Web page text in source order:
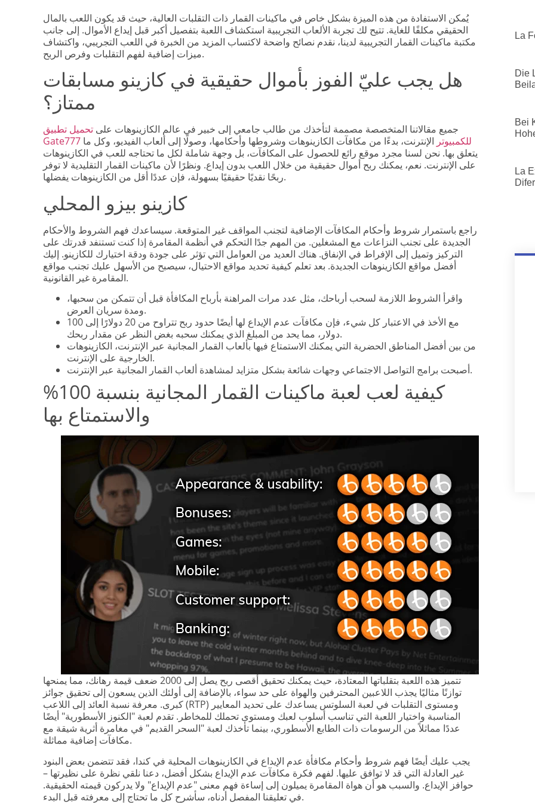
يُمكن الاستفادة من هذه الميزة بشكل خاص في ماكينات القمار ذات التقلبات العالية، حيث قد يكون اللعب بالمال
الحقيقي مكلفًا للغاية. تتيح لك تجربة الألعاب التجريبية استكشاف اللعبة بتفصيل أكبر قبل إيداع الأموال. إلى جانب
مكتبة ماكينات القمار التجريبية لدينا، نقدم نصائح واضحة لاكتساب المزيد من الخبرة في اللعب التجريبي، واكتشاف
ميزات إضافية لفهم التقلبات وفرص الربح.
هل يجب عليّ الفوز بأموال حقيقية في كازينو مسابقات
ممتاز؟
جميع مقالاتنا المتخصصة مصممة لتأخذك من طالب جامعي إلى خبير في عالم الكازينوهات على تحميل تطبيق
Gate777 للكمبيوتر الإنترنت، بدءًا من مكافآت الكازينوهات وشروطها وأحكامها، وصولًا إلى ألعاب الفيديو، وكل ما
يتعلق بها. نحن لسنا مجرد موقع رائع للحصول على المكافآت، بل وجهة شاملة لكل ما تحتاجه للعب في الكازينوهات
على الإنترنت. نعم، يمكنك ربح أموال حقيقية من خلال اللعب بدون إيداع. ونظرًا لأن ماكينات القمار التقليدية لا توفر
ربحًا نقديًا حقيقيًا بسهولة، فإن عددًا أقل من الكازينوهات يفضلها.
كازينو بيزو المحلي
راجع باستمرار شروط وأحكام المكافآت الإضافية لتجنب المواقف غير المتوقعة. سيساعدك فهم الشروط والأحكام
الجديدة على تجنب النزاعات مع المشغلين. من المهم جدًا التحكم في أنظمة المقامرة إذا كنت تستنفد قدرتك على
التركيز وتميل إلى الإفراط في الإنفاق. هناك العديد من العوامل التي تؤثر على جودة ودقة اختيارك للكازينو. إليك
أفضل مواقع الكازينوهات الجديدة. بعد تعلم كيفية تحديد مواقع الاحتيال، سيصبح من الأسهل عليك تجنب مواقع
المقامرة غير القانونية.
واقرأ الشروط اللازمة لسحب أرباحك، مثل عدد مرات المراهنة بأرباح المكافأة قبل أن تتمكن من سحبها،
ومدة سريان العرض.
مع الأخذ في الاعتبار كل شيء، فإن مكافآت عدم الإيداع لها أيضًا حدود ربح تتراوح من 20 دولارًا إلى 100
دولار، مما يحد من المبلغ الذي يمكنك سحبه بغض النظر عن مقدار ربحك.
من بين أفضل المناطق الحضرية التي يمكنك الاستمتاع فيها بألعاب القمار المجانية عبر الإنترنت، الكازينوهات
الخارجية على الإنترنت.
أصبحت برامج التواصل الاجتماعي وجهات شائعة بشكل متزايد لمشاهدة ألعاب القمار المجانية عبر الإنترنت.
كيفية لعب لعبة ماكينات القمار المجانية بنسبة 100%
والاستمتاع بها
تتميز هذه اللعبة بتقلباتها المعتادة، حيث يمكنك تحقيق أقصى ربح يصل إلى 2000 ضعف قيمة رهانك، مما يمنحها
توازنًا مثاليًا يجذب اللاعبين المحترفين والهواة على حد سواء، بالإضافة إلى أولئك الذين يسعون إلى تحقيق جوائز
كبرى. معرفة نسبة العائد إلى اللاعب (RTP) ومستوى التقلبات في لعبة السلوتس يساعدك على تحديد المعايير
المناسبة واختيار اللعبة التي تناسب أسلوب لعبك ومستوى تحملك للمخاطر. تقدم لعبة "الكنوز الأسطورية" أيضًا
عددًا مماثلاً من الرسومات ذات الطابع الأسطوري، بينما تأخذك لعبة "السحر القديم" في مغامرة أثرية شيقة مع
مكافآت إضافية مماثلة.
يجب عليك أيضًا فهم شروط وأحكام مكافأة عدم الإيداع في الكازينوهات المحلية في كندا، فقد تتضمن بعض البنود
غير العادلة التي قد لا توافق عليها. لفهم فكرة مكافآت عدم الإيداع بشكل أفضل، دعنا نلقي نظرة على نظيرتها –
حوافز الإيداع. والسبب هو أن هواة المقامرة يميلون إلى إساءة فهم معنى "عدم الإيداع" ولا يدركون قيمته الحقيقية.
في تعليقنا المفصل أدناه، سأشرح كل ما تحتاج إلى معرفته قبل البدء.
La
Die
Bei
La